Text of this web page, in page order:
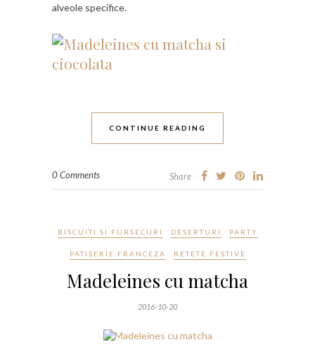
alveole specifice.
CONTINUE READING
0 Comments Share
BISCUITI SI FURSECURI DESERTURI PARTY
PATISERIE FRANCEZA RETETE FESTIVE
Madeleines cu matcha
2016-10-20